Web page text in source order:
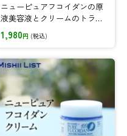
ニューピュアフコイダンの原
液美容液とクリームのトライ
アルセット!まずは7日間お試し
いただき、みずみずしい潤い
1,980円 (税込)